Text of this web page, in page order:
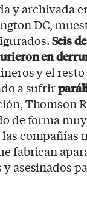
y archivada
DC,
Seis
en
y el
a sufrir
Thomson
de forma
compañías
fabrican
asesinados